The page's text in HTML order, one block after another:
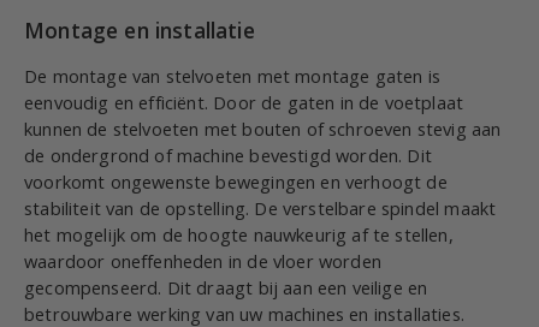
Montage en installatie
De montage van stelvoeten met montage gaten is
eenvoudig en efficiënt. Door de gaten in de voetplaat
kunnen de stelvoeten met bouten of schroeven stevig aan
de ondergrond of machine bevestigd worden. Dit
voorkomt ongewenste bewegingen en verhoogt de
stabiliteit van de opstelling. De verstelbare spindel maakt
het mogelijk om de hoogte nauwkeurig af te stellen,
waardoor oneffenheden in de vloer worden
gecompenseerd. Dit draagt bij aan een veilige en
betrouwbare werking van uw machines en installaties.